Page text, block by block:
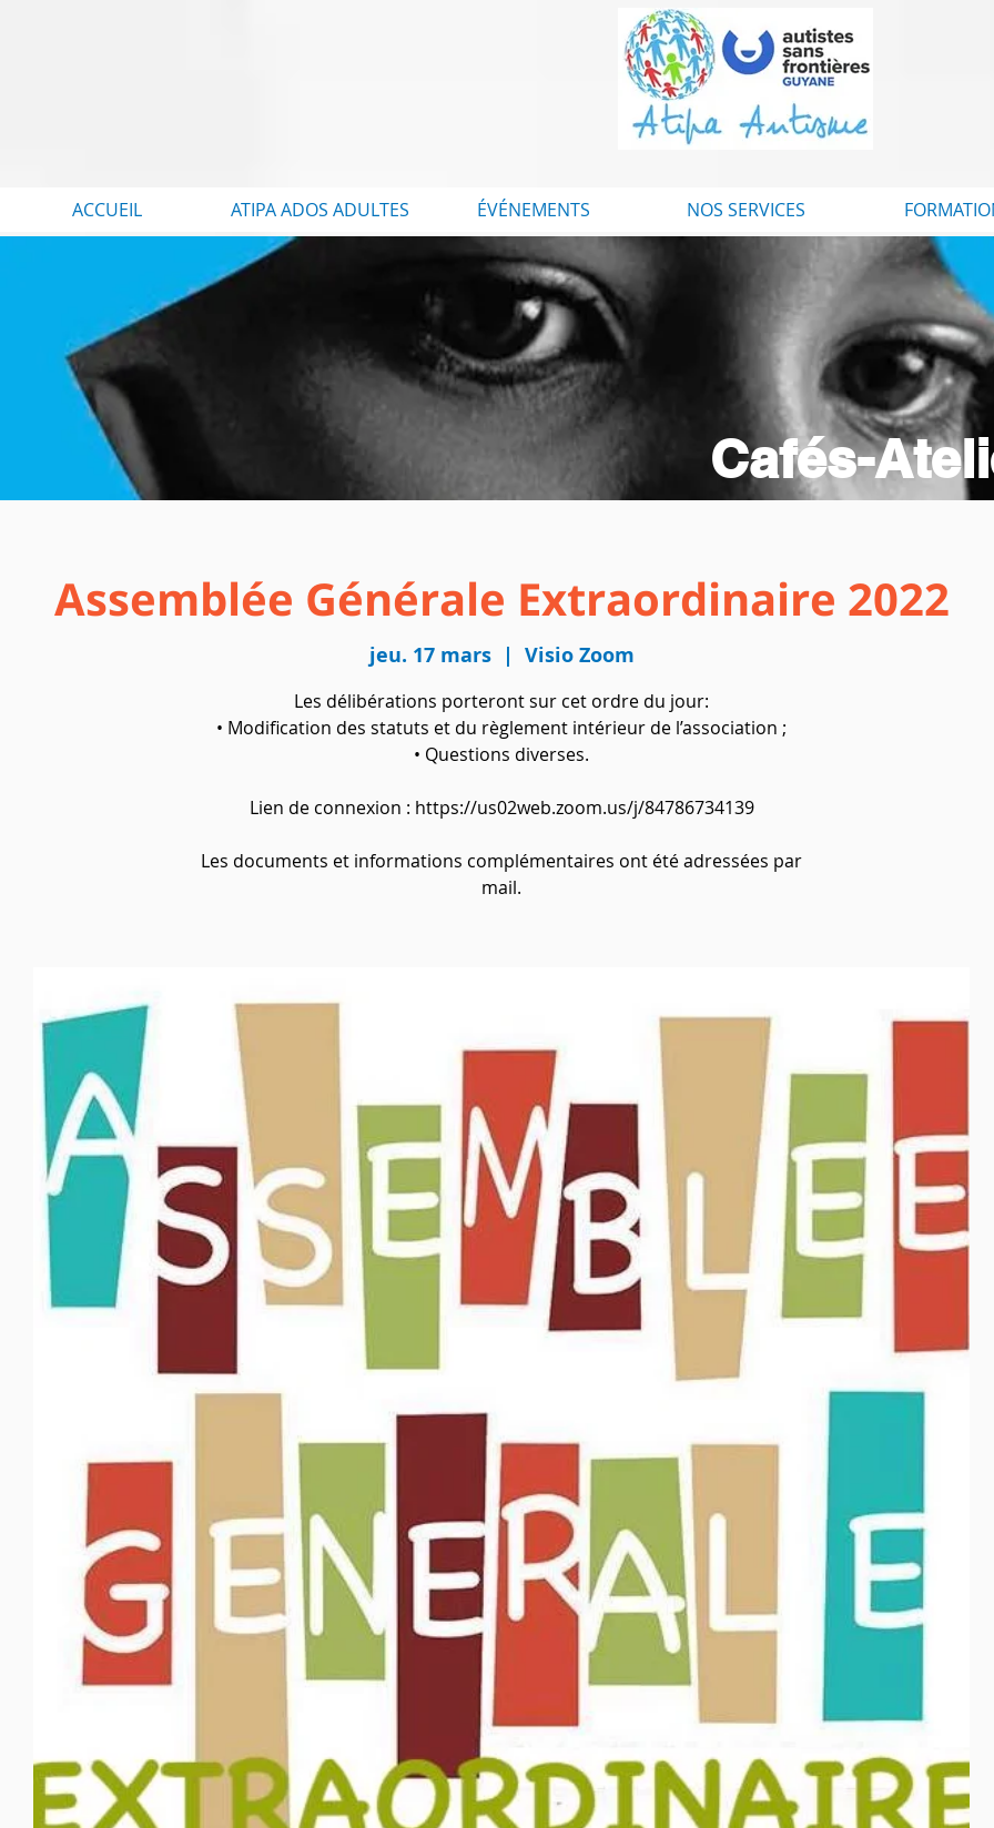
ACCUEIL ATIPA ADOS ADULTES ÉVÉNEMENTS NOS SERVICES
Cafés-
Assemblée Générale Extraordinaire 2022
jeu. 17 mars
  |
Visio Zoom
Les délibérations porteront sur cet ordre du jour:
• Modification des statuts et du règlement intérieur de l’association ;
• Questions diverses.
Lien de connexion : https://us02web.zoom.us/j/84786734139
Les documents et informations complémentaires ont été adressées par